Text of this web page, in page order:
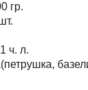
гр.
ч. л.